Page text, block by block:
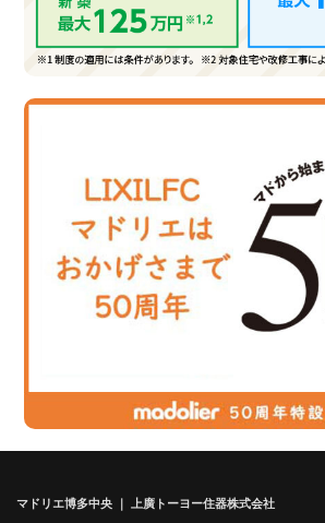
マドリエ博多中央 ｜ 上廣トーヨー住器株式会社